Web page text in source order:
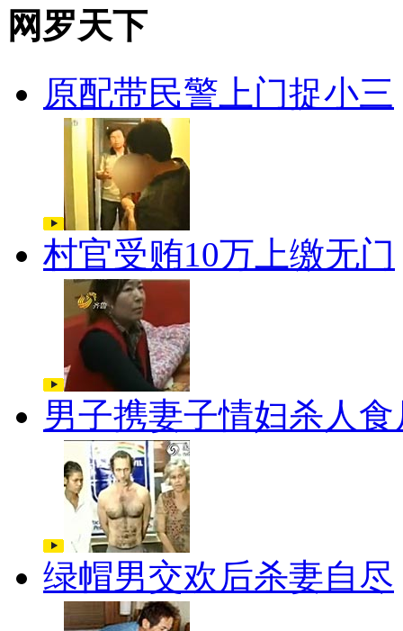
网罗天下
原配带民警上门捉小三
村官受贿10万上缴无门
男子携妻子情妇杀人食
绿帽男交欢后杀妻自尽